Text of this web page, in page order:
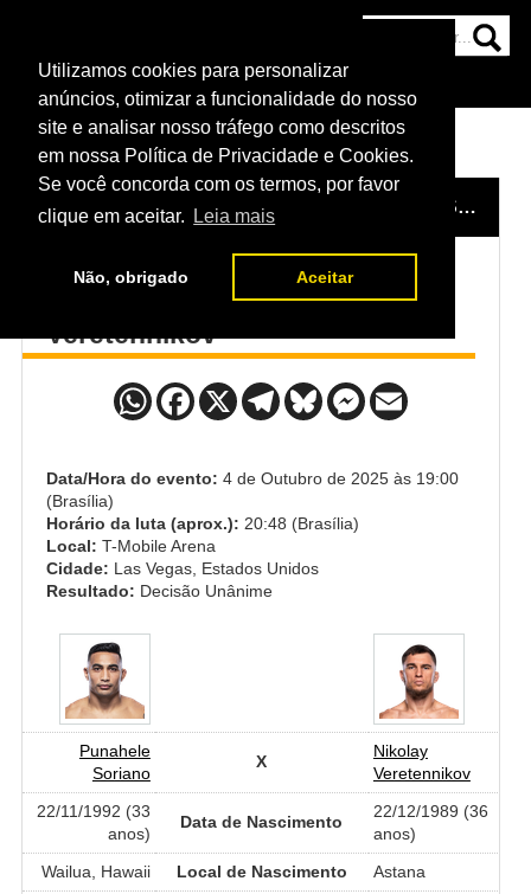
Utilizamos cookies para personalizar
anúncios, otimizar a funcionalidade do nosso
site e analisar nosso tráfego como descritos
em nossa Política de Privacidade e Cookies.
Se você concorda com os termos, por favor
clique em aceitar.
Leia mais
Não, obrigado Aceitar
NOTÍCIAS
HOME EVENTO / UFC 320: ANKALAEV VS. PEREIRA 2
Punahele Soriano x Nikolay
Veretennikov
Data/Hora do evento: 4 de Outubro de 2025 às 19:00
(Brasília)
Horário da luta (aprox.): 20:48 (Brasília)
Local: T-Mobile Arena
Cidade: Las Vegas, Estados Unidos
Resultado: Decisão Unânime
Punahele
Soriano
X
Nikolay
Veretennikov
22/11/1992 (33
anos)
Data de Nascimento
22/12/1989 (36
anos)
Wailua, Hawaii
Local de Nascimento
Astana